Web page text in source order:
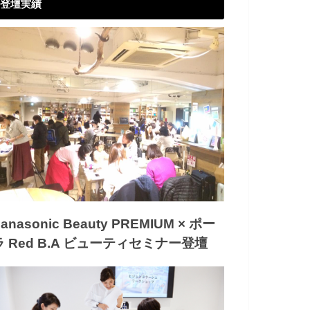
登壇実績
Beauty PREMIUM × ポー
Red B.A ビューティセミナー登壇